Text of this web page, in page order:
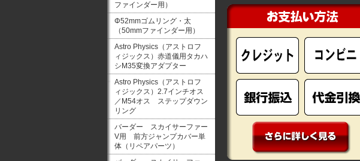
ファインダー用）
Φ52mmゴムリング・太
（50mmファインダー用）
Astro Physics（アストロフ
ィジックス）赤道儀用タカハ
シM35変換アダプター
Astro Physics（アストロフ
ィジックス）2.7インチオス
／M54オス ステップダウン
リング
バーダー スカイサーファー
V用 前方ジャンプカバー単
体（リペアパーツ）